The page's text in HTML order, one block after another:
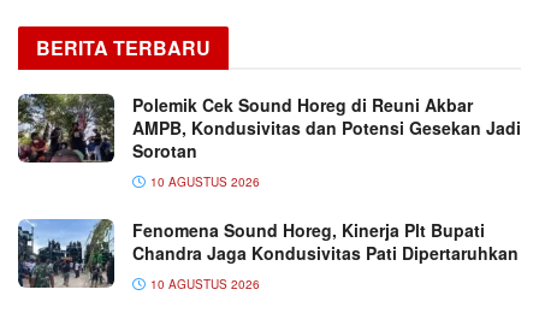
BERITA TERBARU
Polemik Cek Sound Horeg di Reuni Akbar
AMPB, Kondusivitas dan Potensi Gesekan Jadi
Sorotan
10 AGUSTUS 2026
Fenomena Sound Horeg, Kinerja Plt Bupati
Chandra Jaga Kondusivitas Pati Dipertaruhkan
10 AGUSTUS 2026